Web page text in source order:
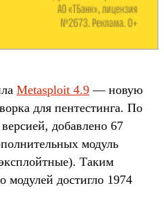
Metasploit 4.9 — новую
для пентестинга. По
добавлено 67
модуль
Таким
модулей достигло 1974